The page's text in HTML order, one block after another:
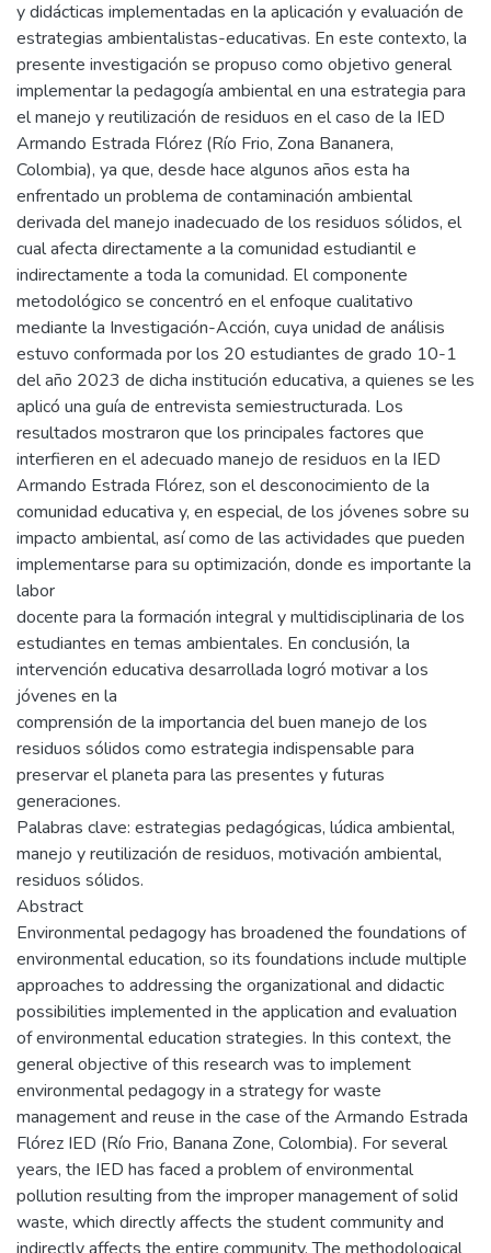
y didácticas implementadas en la aplicación y evaluación de
estrategias ambientalistas-educativas. En este contexto, la
presente investigación se propuso como objetivo general
implementar la pedagogía ambiental en una estrategia para
el manejo y reutilización de residuos en el caso de la IED
Armando Estrada Flórez (Río Frio, Zona Bananera,
Colombia), ya que, desde hace algunos años esta ha
enfrentado un problema de contaminación ambiental
derivada del manejo inadecuado de los residuos sólidos, el
cual afecta directamente a la comunidad estudiantil e
indirectamente a toda la comunidad. El componente
metodológico se concentró en el enfoque cualitativo
mediante la Investigación-Acción, cuya unidad de análisis
estuvo conformada por los 20 estudiantes de grado 10-1
del año 2023 de dicha institución educativa, a quienes se les
aplicó una guía de entrevista semiestructurada. Los
resultados mostraron que los principales factores que
interfieren en el adecuado manejo de residuos en la IED
Armando Estrada Flórez, son el desconocimiento de la
comunidad educativa y, en especial, de los jóvenes sobre su
impacto ambiental, así como de las actividades que pueden
implementarse para su optimización, donde es importante la
labor
docente para la formación integral y multidisciplinaria de los
estudiantes en temas ambientales. En conclusión, la
intervención educativa desarrollada logró motivar a los
jóvenes en la
comprensión de la importancia del buen manejo de los
residuos sólidos como estrategia indispensable para
preservar el planeta para las presentes y futuras
generaciones.
Palabras clave: estrategias pedagógicas, lúdica ambiental,
manejo y reutilización de residuos, motivación ambiental,
residuos sólidos.
Abstract
Environmental pedagogy has broadened the foundations of
environmental education, so its foundations include multiple
approaches to addressing the organizational and didactic
possibilities implemented in the application and evaluation
of environmental education strategies. In this context, the
general objective of this research was to implement
environmental pedagogy in a strategy for waste
management and reuse in the case of the Armando Estrada
Flórez IED (Río Frio, Banana Zone, Colombia). For several
years, the IED has faced a problem of environmental
pollution resulting from the improper management of solid
waste, which directly affects the student community and